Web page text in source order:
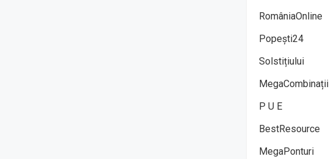
RomâniaOnline
Popești24
Solstițiului
MegaCombinații
P U E
BestResource
MegaPonturi